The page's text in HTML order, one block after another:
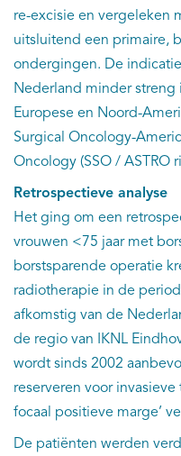
re-excisie en vergeleken
uitsluitend een primaire,
ondergingen. De
Nederland minder
Europese en Noord-
Surgical Oncology-
Oncology (SSO / ASTRO
Retrospectieve analyse
Het ging om een
vrouwen <75 jaar met
borstsparende operatie
radiotherapie in de
afkomstig van de
de regio van IKNL
wordt sinds 2002
reserveren voor
focaal positieve marge’
De patiënten werden